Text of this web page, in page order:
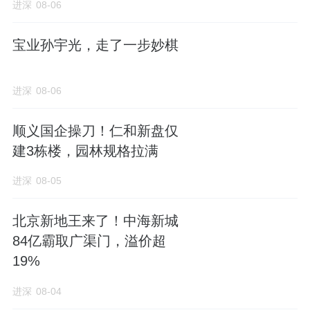
进深 08-06
宝业孙宇光，走了一步妙棋
进深 08-06
顺义国企操刀！仁和新盘仅
建3栋楼，园林规格拉满
进深 08-05
北京新地王来了！中海新城
84亿霸取广渠门，溢价超
19%
进深 08-04